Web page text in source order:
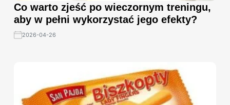
Co warto zjeść po wieczornym treningu,
aby w pełni wykorzystać jego efekty?
2026-04-26